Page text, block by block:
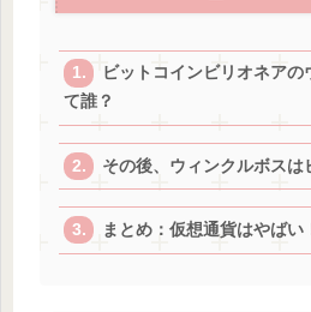
ビットコインビリオネア
て誰？
その後、ウィンクルボスは
まとめ：仮想通貨はやばい